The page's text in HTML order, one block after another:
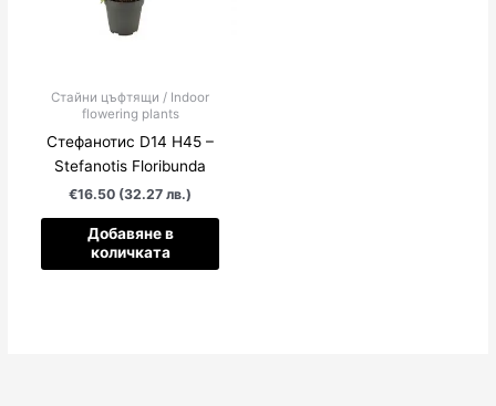
Стайни цъфтящи / Indoor
flowering plants
Стефанотис D14 H45 –
Stefanotis Floribunda
€16.50 (32.27 лв.)
Добавяне в
количката